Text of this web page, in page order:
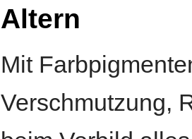
Altern
Mit
Verschmutzung,